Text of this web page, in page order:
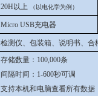
20H以上 （以电化学为例）
Micro USB充电器
检测仪、包装箱、说明书、
存储数量：100,000条
间隔时间：1-600秒可调
支持本机和电脑查看所有数据